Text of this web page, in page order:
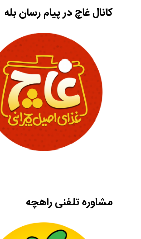
کانال غاچ در پیام رسان بله
مشاوره تلفنی راهچه